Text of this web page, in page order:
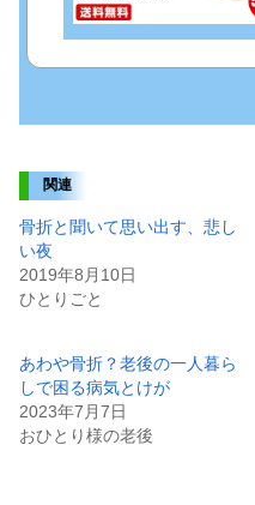
関連
骨折と聞いて思い出す、悲し
い夜
2019年8月10日
ひとりごと
あわや骨折？老後の一人暮ら
しで困る病気とけが
2023年7月7日
おひとり様の老後